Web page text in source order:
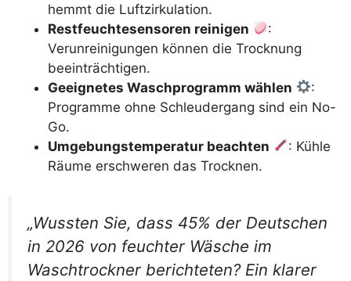
hemmt die Luftzirkulation.
Restfeuchtesensoren reinigen
:
Verunreinigungen können die Trocknung
beeinträchtigen.
Geeignetes Waschprogramm wählen
:
Programme ohne Schleudergang sind ein No-
Go.
Umgebungstemperatur beachten
: Kühle
Räume erschweren das Trocknen.
„Wussten Sie, dass 45% der Deutschen
in 2026 von feuchter Wäsche im
Waschtrockner berichteten? Ein klarer